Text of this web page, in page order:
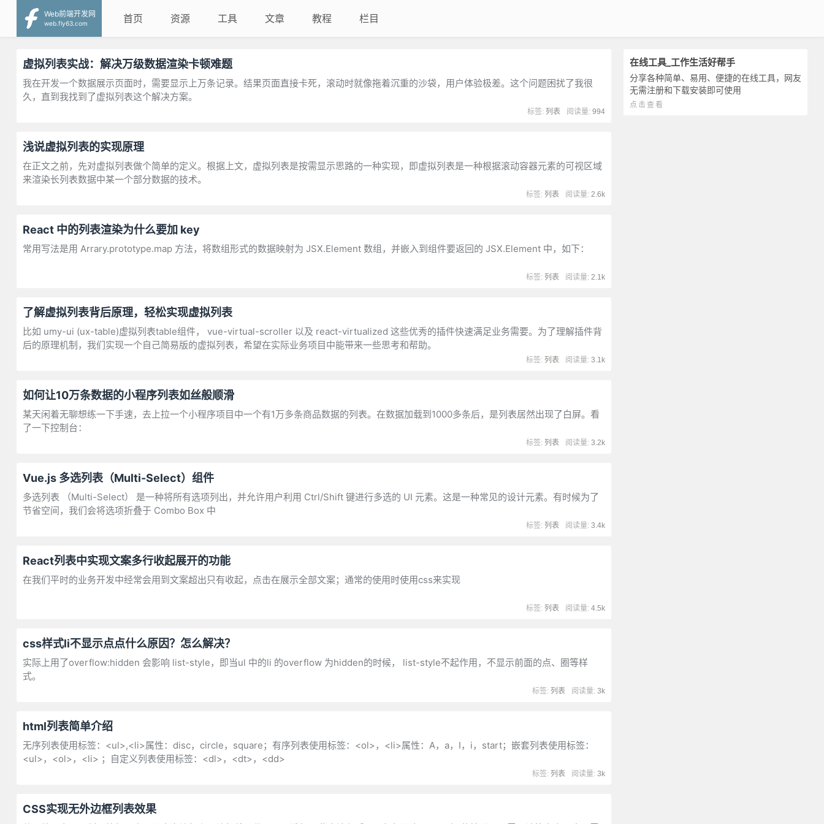
Web前端开发网
web.fly63.com
首页 资源 工具 文章 教程 栏目
在线工具_工作生活好帮手
分享各种简单、易用、便捷的在线工具，网友
无需注册和下载安装即可使用
点击查看
虚拟列表实战：解决万级数据渲染卡顿难题
我在开发一个数据展示页面时，需要显示上万条记录。结果页面直接卡死，滚动时就像拖着沉重的沙袋，用户体验极差。这个问题困扰了我很
久，直到我找到了虚拟列表这个解决方案。
阅读量:994
标签: 列表
浅说虚拟列表的实现原理
在正文之前，先对虚拟列表做个简单的定义。根据上文，虚拟列表是按需显示思路的一种实现，即虚拟列表是一种根据滚动容器元素的可视区域
来渲染长列表数据中某一个部分数据的技术。
阅读量:2.6k
标签: 列表
React 中的列表渲染为什么要加 key
常用写法是用 Arrary.prototype.map 方法，将数组形式的数据映射为 JSX.Element 数组，并嵌入到组件要返回的 JSX.Element 中，如下：
阅读量:2.1k
标签: 列表
了解虚拟列表背后原理，轻松实现虚拟列表
比如 umy-ui (ux-table)虚拟列表table组件， vue-virtual-scroller 以及 react-virtualized 这些优秀的插件快速满足业务需要。为了理解插件背
后的原理机制，我们实现一个自己简易版的虚拟列表，希望在实际业务项目中能带来一些思考和帮助。
阅读量:3.1k
标签: 列表
如何让10万条数据的小程序列表如丝般顺滑
某天闲着无聊想练一下手速，去上拉一个小程序项目中一个有1万多条商品数据的列表。在数据加载到1000多条后，是列表居然出现了白屏。看
了一下控制台：
阅读量:3.2k
标签: 列表
Vue.js 多选列表（Multi-Select）组件
多选列表 （Multi-Select） 是一种将所有选项列出，并允许用户利用 Ctrl/Shift 键进行多选的 UI 元素。这是一种常见的设计元素。有时候为了
节省空间，我们会将选项折叠于 Combo Box 中
阅读量:3.4k
标签: 列表
React列表中实现文案多行收起展开的功能
在我们平时的业务开发中经常会用到文案超出只有收起，点击在展示全部文案；通常的使用时使用css来实现
阅读量:4.5k
标签: 列表
css样式li不显示点点什么原因？怎么解决？
实际上用了overflow:hidden 会影响 list-style，即当ul 中的li 的overflow 为hidden的时候， list-style不起作用，不显示前面的点、圈等样
式。
阅读量:3k
标签: 列表
html列表简单介绍
无序列表使用标签：<ul>,<li>属性：disc，circle，square；有序列表使用标签：<ol>，<li>属性：A，a，I，i，start；嵌套列表使用标签：
<ul>，<ol>，<li> ；自定义列表使用标签：<dl>，<dt>，<dd>
阅读量:3k
标签: 列表
CSS实现无外边框列表效果